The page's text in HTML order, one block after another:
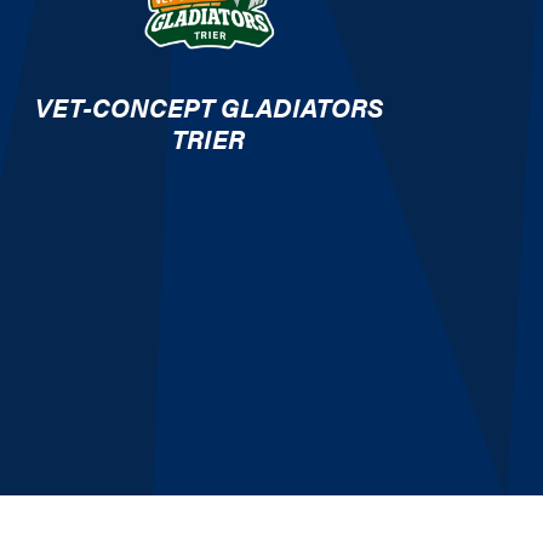
VET-CONCEPT GLADIATORS
TRIER